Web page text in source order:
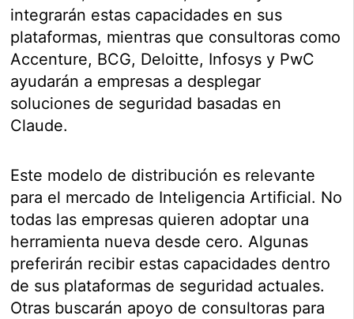
integrarán estas capacidades en sus
plataformas, mientras que consultoras como
Accenture, BCG, Deloitte, Infosys y PwC
ayudarán a empresas a desplegar
soluciones de seguridad basadas en
Claude.
Este modelo de distribución es relevante
para el mercado de Inteligencia Artificial. No
todas las empresas quieren adoptar una
herramienta nueva desde cero. Algunas
preferirán recibir estas capacidades dentro
de sus plataformas de seguridad actuales.
Otras buscarán apoyo de consultoras para